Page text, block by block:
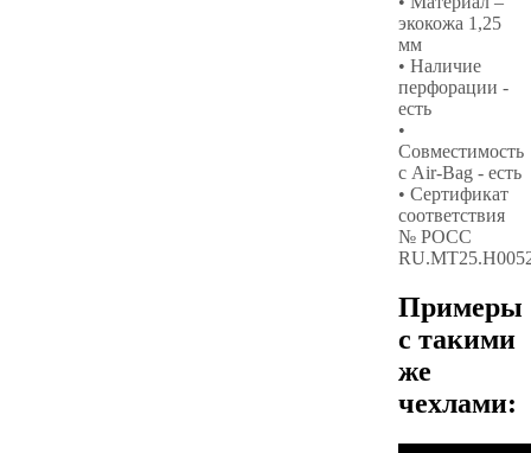
экокожа 1,25
мм
• Наличие
перфорации -
есть
•
Совместимость
с Air-Bag - есть
• Сертификат
соответствия
№ РОСС
Примеры
с такими
же
чехлами: